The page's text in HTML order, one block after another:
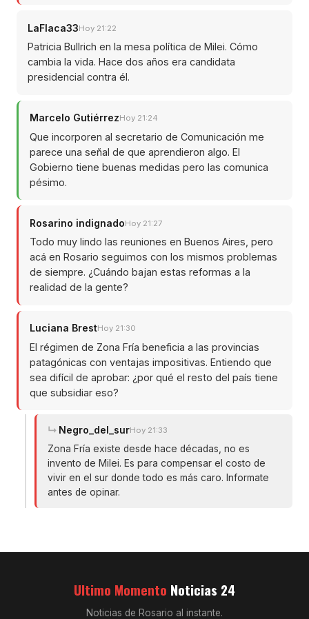
LaFlaca33Hoy 21:22
Patricia Bullrich en la mesa política de Milei. Cómo
cambia la vida. Hace dos años era candidata
presidencial contra él.
Marcelo GutiérrezHoy 21:24
Que incorporen al secretario de Comunicación me
parece una señal de que aprendieron algo. El
Gobierno tiene buenas medidas pero las comunica
pésimo.
Rosarino indignadoHoy 21:27
Todo muy lindo las reuniones en Buenos Aires, pero
acá en Rosario seguimos con los mismos problemas
de siempre. ¿Cuándo bajan estas reformas a la
realidad de la gente?
Luciana BrestHoy 21:30
El régimen de Zona Fría beneficia a las provincias
patagónicas con ventajas impositivas. Entiendo que
sea difícil de aprobar: ¿por qué el resto del país tiene
que subsidiar eso?
Negro_del_surHoy 21:33
Zona Fría existe desde hace décadas, no es
invento de Milei. Es para compensar el costo de
vivir en el sur donde todo es más caro. Informate
antes de opinar.
Ultimo Momento Noticias 24
Noticias de Rosario al instante.